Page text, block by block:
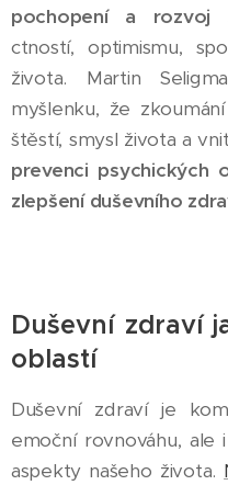
pochopení a rozvoj
ctností, optimismu,
života. Martin
myšlenku, že
štěstí, smysl života a
prevenci psychických
zlepšení duševního
Duševní zdraví
oblastí
Duševní zdraví je
emoční rovnováhu, ale
aspekty našeho života.